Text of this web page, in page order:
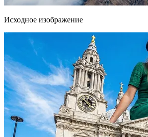
Исходное изображение